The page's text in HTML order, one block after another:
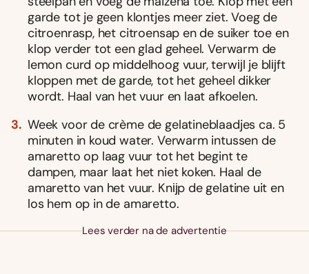
garde tot je geen klontjes meer ziet. Voeg de
citroenrasp, het citroensap en de suiker toe en
klop verder tot een glad geheel. Verwarm de
lemon curd op middelhoog vuur, terwĳl je blĳft
kloppen met de garde, tot het geheel dikker
wordt. Haal van het vuur en laat afkoelen.
Week voor de crème de gelatineblaadjes ca. 5
minuten in koud water. Verwarm intussen de
amaretto op laag vuur tot het begint te
dampen, maar laat het niet koken. Haal de
amaretto van het vuur. Knĳp de gelatine uit en
los hem op in de amaretto.
Lees verder na de advertentie